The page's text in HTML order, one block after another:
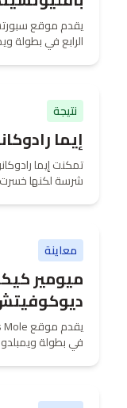
يقدم موقع
الرابع في بطولة
نتيجة
إيما
تمكنت إيما
شرسة لكنها خسرت
معاينة
ميومير
في بطولة